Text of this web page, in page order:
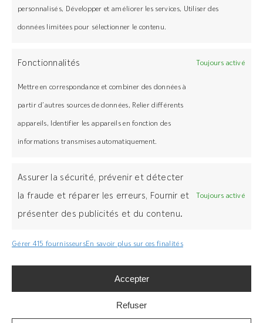
personnalisés, Développer et améliorer les services, Utiliser des
données limitées pour sélectionner le contenu.
Fonctionnalités Toujours activé
Mettre en correspondance et combiner des données à
partir d’autres sources de données, Relier différents
appareils, Identifier les appareils en fonction des
informations transmises automatiquement.
Assurer la sécurité, prévenir et détecter
la fraude et réparer les erreurs, Fournir et
présenter des publicités et du contenu.
Toujours activé
Gérer 415 fournisseursEn savoir plus sur ces finalités
Accepter
Refuser
Financement
Livraison
Enlèvement
Support technique
FAQ
Concept
+ 33(0)3 89 58 45 45
Z.I Bois l’Abbesse, 68660 Lièpvre
grad-system.com